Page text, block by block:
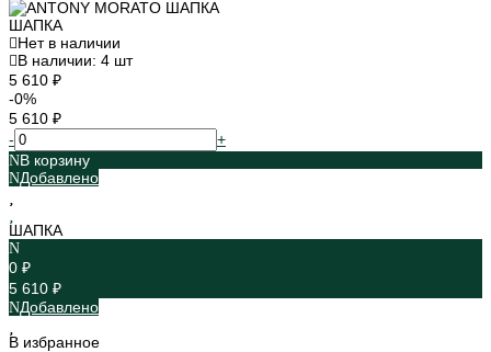
ШАПКА
Нет в наличии
В наличии: 4 шт
5 610 ₽
-0%
5 610 ₽
-
+
В корзину
Добавлено
ШАПКА
0 ₽
5 610 ₽
Добавлено
В избранное